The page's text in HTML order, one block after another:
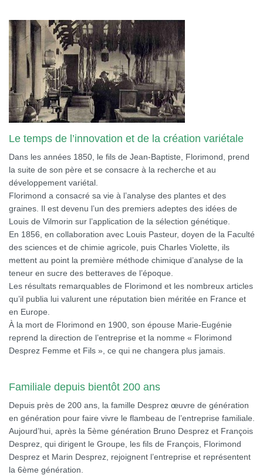
Le temps de l’innovation et de la création variétale
Dans les années 1850, le fils de Jean-Baptiste, Florimond, prend
la suite de son père et se consacre à la recherche et au
développement variétal.
Florimond a consacré sa vie à l’analyse des plantes et des
graines. Il est devenu l’un des premiers adeptes des idées de
Louis de Vilmorin sur l’application de la sélection génétique.
En 1856, en collaboration avec Louis Pasteur, doyen de la Faculté
des sciences et de chimie agricole, puis Charles Violette, ils
mettent au point la première méthode chimique d’analyse de la
teneur en sucre des betteraves de l’époque.
Les résultats remarquables de Florimond et les nombreux articles
qu’il publia lui valurent une réputation bien méritée en France et
en Europe.
À la mort de Florimond en 1900, son épouse Marie-Eugénie
reprend la direction de l’entreprise et la nomme « Florimond
Desprez Femme et Fils », ce qui ne changera plus jamais.
Familiale depuis bientôt 200 ans
Depuis près de 200 ans, la famille Desprez œuvre de génération
en génération pour faire vivre le flambeau de l’entreprise familiale.
Aujourd’hui, après la 5ème génération Bruno Desprez et François
Desprez, qui dirigent le Groupe, les fils de François, Florimond
Desprez et Marin Desprez, rejoignent l’entreprise et représentent
la 6ème génération.